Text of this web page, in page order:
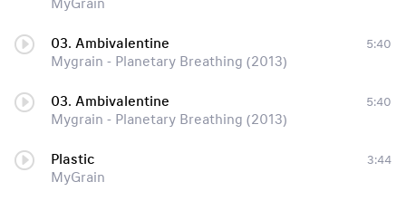
MyGrain
03. Ambivalentine
Mygrain - Planetary Breathing (2013)
5:40
03. Ambivalentine
Mygrain - Planetary Breathing (2013)
5:40
Plastic
MyGrain
3:44